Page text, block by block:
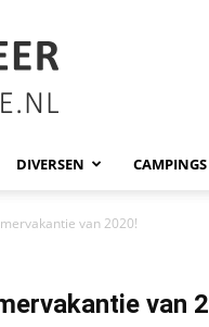
DIVERSEN CAMPINGS
van 2020!
van